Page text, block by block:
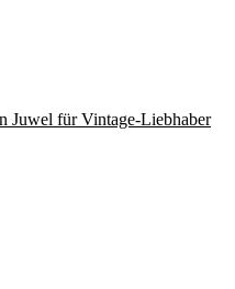
Juwel für Vintage-Liebhaber